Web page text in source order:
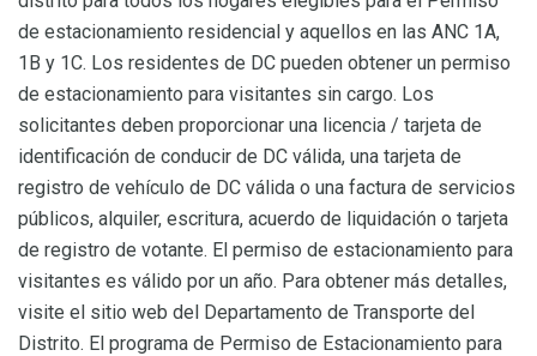
de estacionamiento residencial y aquellos en las ANC 1A,
1B y 1C. Los residentes de DC pueden obtener un permiso
de estacionamiento para visitantes sin cargo. Los
solicitantes deben proporcionar una licencia / tarjeta de
identificación de conducir de DC válida, una tarjeta de
registro de vehículo de DC válida o una factura de servicios
públicos, alquiler, escritura, acuerdo de liquidación o tarjeta
de registro de votante. El permiso de estacionamiento para
visitantes es válido por un año. Para obtener más detalles,
visite el sitio web del Departamento de Transporte del
Distrito. El programa de Permiso de Estacionamiento para